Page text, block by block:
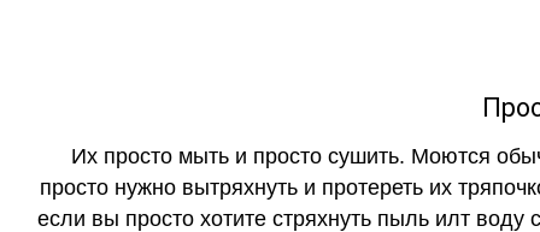
Их просто мыть и просто сушить. Моются
просто нужно вытряхнуть и протереть их
если вы просто хотите стряхнуть пыль илт воду